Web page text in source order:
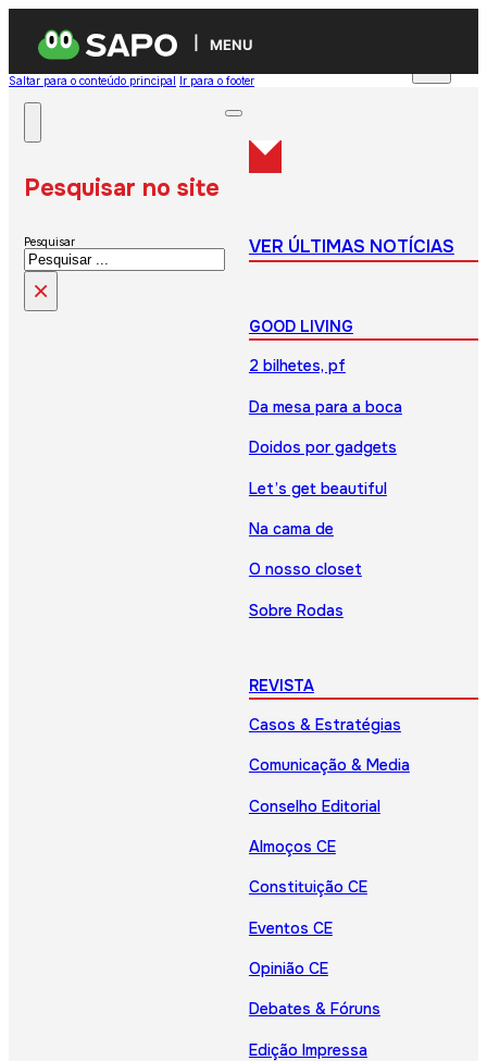
MENU
Saltar para o conteúdo principal Ir para o footer
Pesquisar no site
Pesquisar
×
VER ÚLTIMAS NOTÍCIAS
GOOD LIVING
2 bilhetes, pf
Da mesa para a boca
Doidos por gadgets
Let’s get beautiful
Na cama de
O nosso closet
Sobre Rodas
REVISTA
Casos & Estratégias
Comunicação & Media
Conselho Editorial
Almoços CE
Constituição CE
Eventos CE
Opinião CE
Debates & Fóruns
Edição Impressa